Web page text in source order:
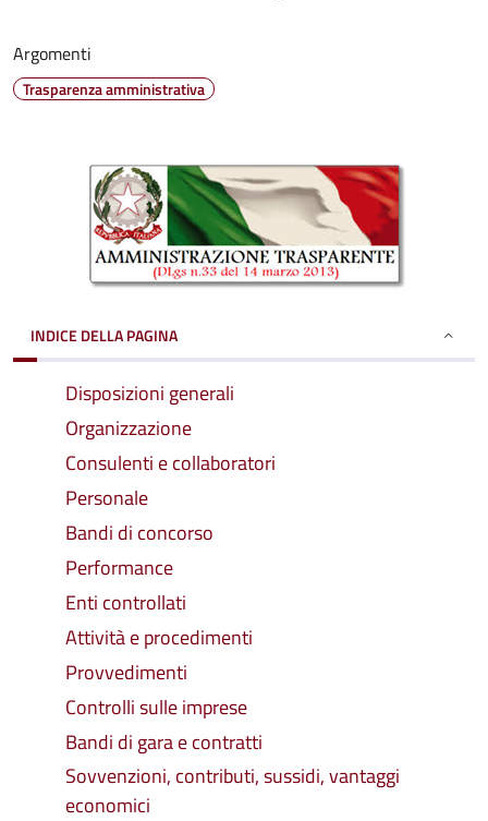
Argomenti
Trasparenza amministrativa
INDICE DELLA PAGINA
Disposizioni generali
Organizzazione
Consulenti e collaboratori
Personale
Bandi di concorso
Performance
Enti controllati
Attività e procedimenti
Provvedimenti
Controlli sulle imprese
Bandi di gara e contratti
Sovvenzioni, contributi, sussidi, vantaggi
economici